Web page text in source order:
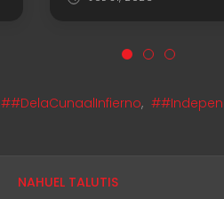
##DelaCunaalInfierno,
NAHUEL TALUTIS